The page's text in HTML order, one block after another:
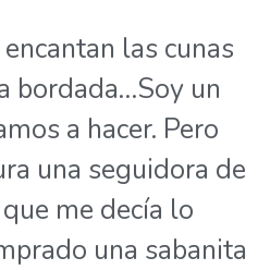
las cunas
bordada…Soy un
a hacer. Pero
una seguidora de
me decía lo
una sabanita